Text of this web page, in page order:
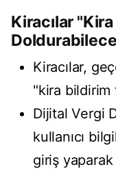
Kiracılar
Kiracılar,
"kira bildirim
Dijital Vergi
kullanıcı
giriş